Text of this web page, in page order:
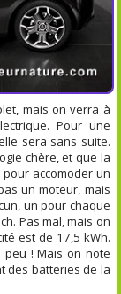
mais on verra à
Pour une
sera sans suite.
chère, et que la
accomoder un
un moteur, mais
un pour chaque
Pas mal, mais on
est de 17,5 kWh.
peu ! Mais on note
des batteries de la